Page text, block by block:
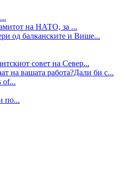
на НАТО, за ...
од балканските и Више...
совет на Север...
на вашата работа?Дали би с...
of...
по...